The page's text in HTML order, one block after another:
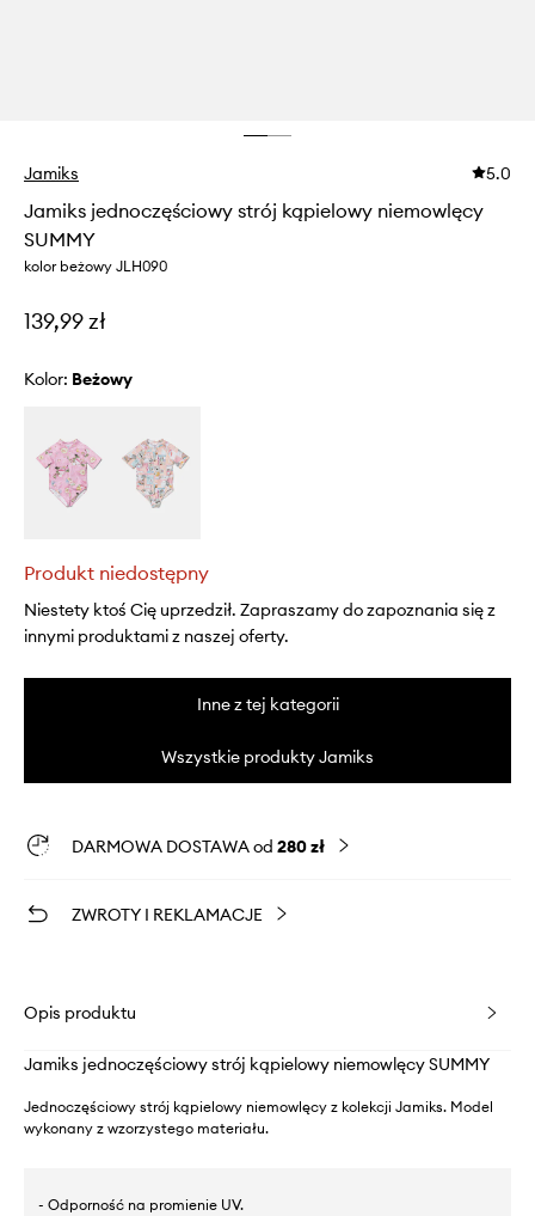
Jamiks 5.0
Jamiks jednoczęściowy strój kąpielowy niemowlęcy
SUMMY
kolor beżowy JLH090
139,99 zł
Kolor: beżowy
Produkt niedostępny
Niestety ktoś Cię uprzedził. Zapraszamy do zapoznania się z
innymi produktami z naszej oferty.
Inne z tej kategorii
Wszystkie produkty Jamiks
DARMOWA DOSTAWA od 280 zł
ZWROTY I REKLAMACJE
Opis produktu
Jamiks jednoczęściowy strój kąpielowy niemowlęcy SUMMY
Jednoczęściowy strój kąpielowy niemowlęcy z kolekcji Jamiks. Model
wykonany z wzorzystego materiału.
- Odporność na promienie UV.